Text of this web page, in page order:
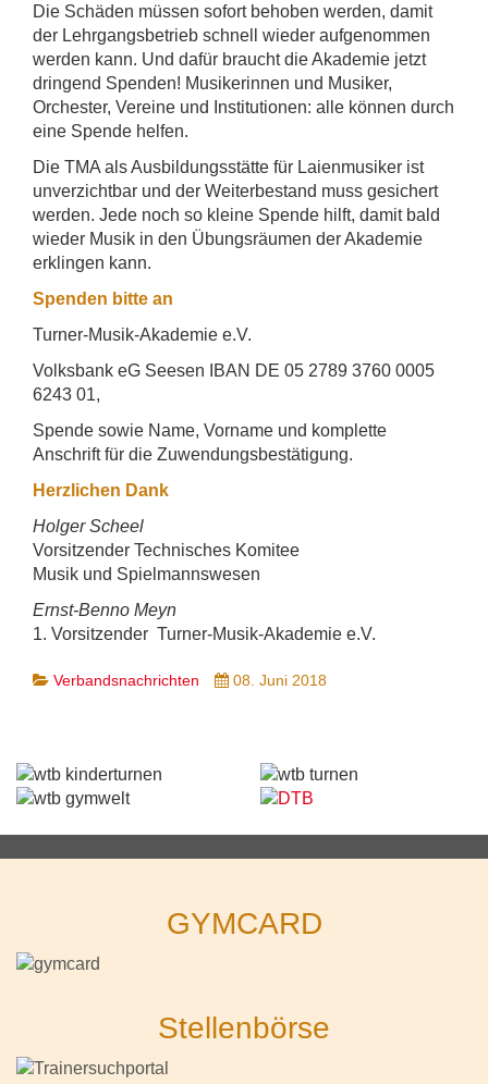
Die Schäden müssen sofort behoben werden, damit
der Lehrgangsbetrieb schnell wieder aufgenommen
werden kann. Und dafür braucht die Akademie jetzt
dringend Spenden! Musikerinnen und Musiker,
Orchester, Vereine und Institutionen: alle können durch
eine Spende helfen.
Die TMA als Ausbildungsstätte für Laienmusiker ist
unverzichtbar und der Weiterbestand muss gesichert
werden. Jede noch so kleine Spende hilft, damit bald
wieder Musik in den Übungsräumen der Akademie
erklingen kann.
Spenden bitte an
Turner-Musik-Akademie e.V.
Volksbank eG Seesen IBAN DE 05 2789 3760 0005
6243 01,
Spende sowie Name, Vorname und komplette
Anschrift für die Zuwendungsbestätigung.
Herzlichen Dank
Holger Scheel
Vorsitzender Technisches Komitee
Musik und Spielmannswesen
Ernst-Benno Meyn
1. Vorsitzender Turner-Musik-Akademie e.V.
Verbandsnachrichten 08. Juni 2018
GYMCARD
Stellenbörse